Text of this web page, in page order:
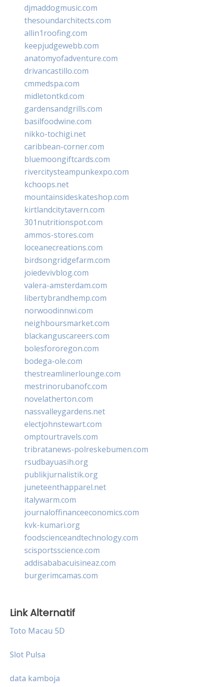
djmaddogmusic.com
thesoundarchitects.com
allin1roofing.com
keepjudgewebb.com
anatomyofadventure.com
drivancastillo.com
cmmedspa.com
midletontkd.com
gardensandgrills.com
basilfoodwine.com
nikko-tochigi.net
caribbean-corner.com
bluemoongiftcards.com
rivercitysteampunkexpo.com
kchoops.net
mountainsideskateshop.com
kirtlandcitytavern.com
301nutritionspot.com
ammos-stores.com
loceanecreations.com
birdsongridgefarm.com
joiedevivblog.com
valera-amsterdam.com
libertybrandhemp.com
norwoodinnwi.com
neighboursmarket.com
blackanguscareers.com
bolesfororegon.com
bodega-ole.com
thestreamlinerlounge.com
mestrinorubanofc.com
novelatherton.com
nassvalleygardens.net
electjohnstewart.com
omptourtravels.com
tribratanews-polreskebumen.com
rsudbayuasih.org
publikjurnalistik.org
juneteenthapparel.net
italywarm.com
journaloffinanceeconomics.com
kvk-kumari.org
foodscienceandtechnology.com
scisportsscience.com
addisababacuisineaz.com
burgerimcamas.com
Link Alternatif
Toto Macau 5D
Slot Pulsa
data kamboja